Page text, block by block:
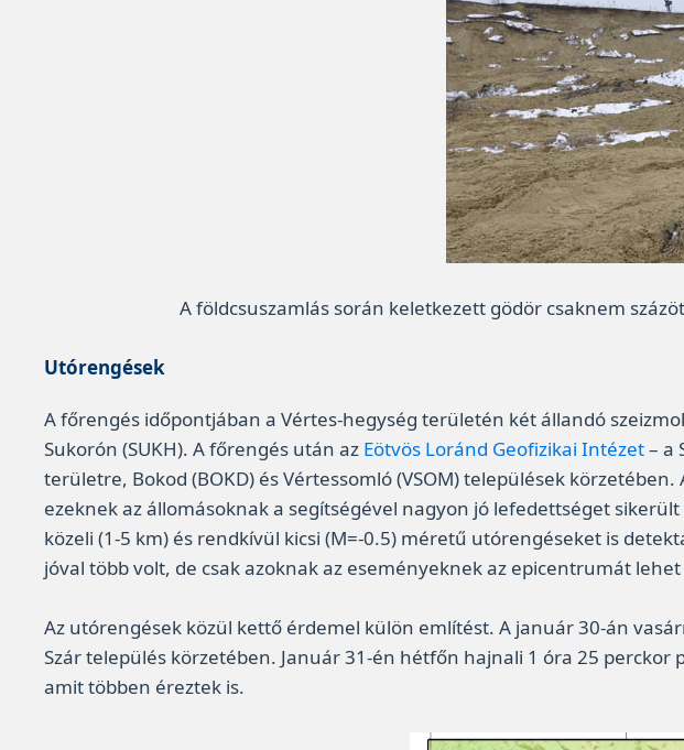
A földcsuszamlás során keletkezett gödör csaknem
Utórengések
A főrengés időpontjában a Vértes-hegység területén két állandó
Sukorón (SUKH). A főrengés után az Eötvös Loránd Geofizikai Intézet– a
területre, Bokod (BOKD) és Vértessomló (VSOM) települések
ezeknek az állomásoknak a segítségével nagyon jó lefedettséget
közeli (1-5 km) és rendkívül kicsi (M=-0.5) méretű utórengéseket is
jóval több volt, de csak azoknak az eseményeknek az epicentrumát
Az utórengések közül kettő érdemel külön említést. A január 30-án
Szár település körzetében. Január 31-én hétfőn hajnali 1 óra 25
amit többen éreztek is.